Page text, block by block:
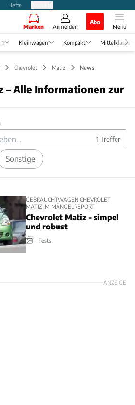
Hefte
Marken Anmelden
Abo
Menü
Kleinwagen Kompakt Mittelklasse
Chevrolet Matiz News
– Alle Informationen zur
1 Treffer
Sonstige
GEBRAUCHTWAGEN CHEVROLET
MATIZ IM MÄNGELREPORT
Chevrolet Matiz - simpel
und robust
Tests
ANZEIGE